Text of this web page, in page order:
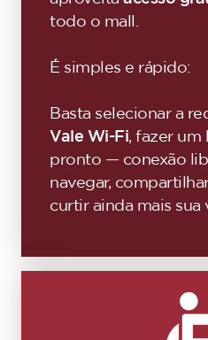
todo o mall.
É simples e rápido:
Basta selecionar a
Vale Wi-Fi, fazer um
pronto — conexão
navegar,
curtir ainda mais sua